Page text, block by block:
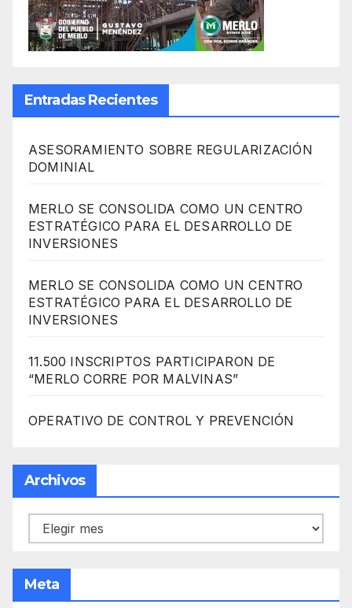
Entradas Recientes
ASESORAMIENTO SOBRE REGULARIZACIÓN
DOMINIAL
MERLO SE CONSOLIDA COMO UN CENTRO
ESTRATÉGICO PARA EL DESARROLLO DE
INVERSIONES
MERLO SE CONSOLIDA COMO UN CENTRO
ESTRATÉGICO PARA EL DESARROLLO DE
INVERSIONES
11.500 INSCRIPTOS PARTICIPARON DE
“MERLO CORRE POR MALVINAS”
OPERATIVO DE CONTROL Y PREVENCIÓN
Archivos
Archivos
Meta